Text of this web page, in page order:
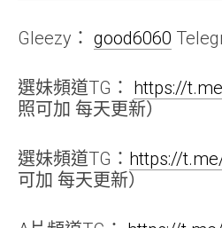
Gleezy： good6060
選妹頻道TG： https://
照可加 每天更新）
選妹頻道TG： https://
可加 每天更新）